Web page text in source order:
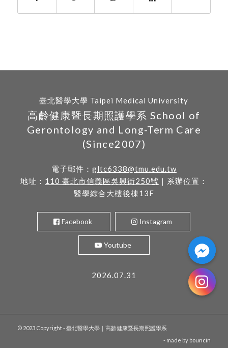
臺北醫學大學 Taipei Medical University
高齡健康暨長期照護學系 School of
Gerontology and Long-Term Care
(Since2007)
電子郵件： gltc6338@tmu.edu.tw
地址： 110 臺北市信義區吳興街250號 ｜系辦位置：
醫學綜合大樓後棟13F
Facebook Instagram
Youtube
2026.07.31
© 2023 Copyright - 臺北醫學大學｜高齡健康暨長期照護學系
- made by bouncin